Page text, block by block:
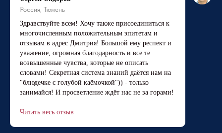
Россия, Тюмень
Здравствуйте всем! Хочу также присоединиться к
многочисленным положительным эпитетам и
отзывам в адрес Дмитрия! Большой ему респект и
уважение, огромная благодарность и все те
возвышенные чувства, которые не описать
словами! Секретная система знаний даётся нам на
"блюдечке с голубой каёмочкой")) - только
занимайся! И просветление ждёт нас не за горами!
Читать весь отзыв